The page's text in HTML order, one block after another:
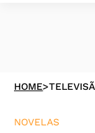
HOME>
NOVELAS